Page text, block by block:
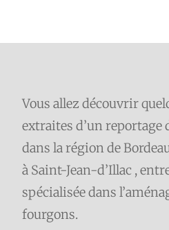
Vous allez découvrir
extraites d’un reportage
dans la région de
à Saint-Jean-d’Illac ,
spécialisée dans
fourgons.